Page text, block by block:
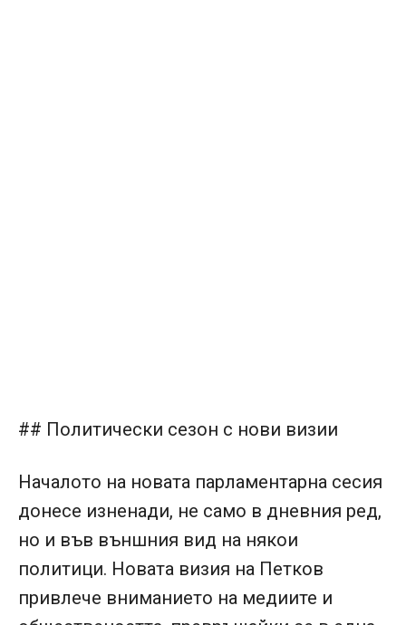
## Политически сезон с нови визии
Началото на новата парламентарна сесия
донесе изненади, не само в дневния ред,
но и във външния вид на някои
политици. Новата визия на Петков
привлече вниманието на медиите и